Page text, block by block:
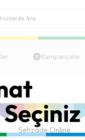
Kampanyalar
Şehzade Online